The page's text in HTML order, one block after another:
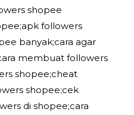
shopee
followers
banyak;cara agar
membuat followers
shopee;cheat
shopee;cek
di shopee;cara